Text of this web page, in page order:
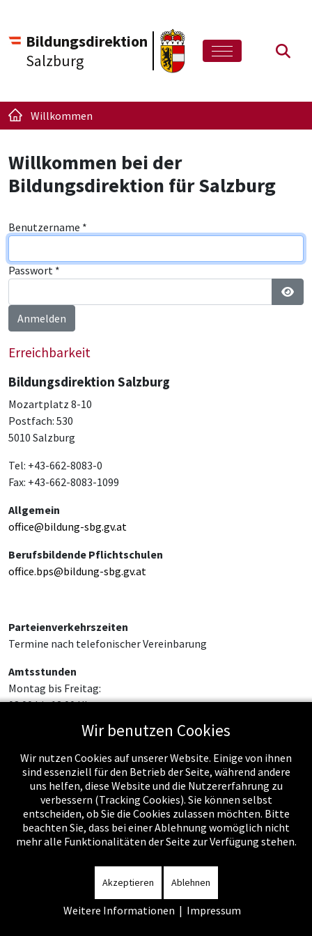
Bildungsdirektion
Salzburg
Willkommen
Willkommen bei der
Bildungsdirektion für Salzburg
Benutzername *
Passwort *
Anmelden
Erreichbarkeit
Bildungsdirektion Salzburg
Mozartplatz 8-10
Postfach: 530
5010 Salzburg
Tel: +43-662-8083-0
Fax: +43-662-8083-1099
Allgemein
office@bildung-sbg.gv.at
Berufsbildende Pflichtschulen
office.bps@bildung-sbg.gv.at
Parteienverkehrszeiten
Termine nach telefonischer Vereinbarung
Amtsstunden
Montag bis Freitag:
08:00 bis 12:00 Uhr
Wir benutzen Cookies
Wir nutzen Cookies auf unserer Website. Einige von ihnen
sind essenziell für den Betrieb der Seite, während andere
uns helfen, diese Website und die Nutzererfahrung zu
verbessern (Tracking Cookies). Sie können selbst
entscheiden, ob Sie die Cookies zulassen möchten. Bitte
beachten Sie, dass bei einer Ablehnung womöglich nicht
mehr alle Funktionalitäten der Seite zur Verfügung stehen.
Akzeptieren Ablehnen
Weitere Informationen | Impressum